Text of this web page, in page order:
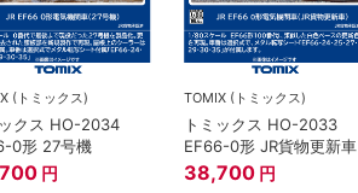
(トミックス)
クス HO-2034
0形 27号機
円
TOMIX (トミックス)
トミックス HO-2033
EF66-0形 JR貨物更新車
38,700 円